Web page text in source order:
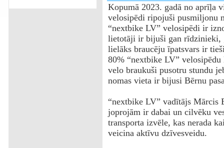
Kopumā 2023. gadā no aprīļa
velosipēdi ripojuši pusmiljonu
“nextbike LV” velosipēdi ir
lietotāji ir bijuši gan rīdzinieki,
lielāks braucēju īpatsvars ir
80% “nextbike LV”
velo braukuši pusotru stundu
nomas vieta ir bijusi Bērnu
“nextbike LV” vadītājs Mārcis
joprojām ir dabai un cilvēku
transporta izvēle, kas nerada
veicina aktīvu dzīvesveidu.